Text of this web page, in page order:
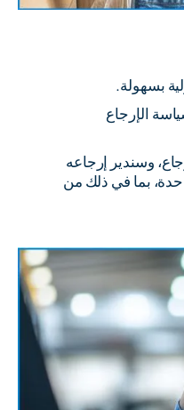
بسهولة.
الإرجاع
وسندير إرجاعه
بما في ذلك من